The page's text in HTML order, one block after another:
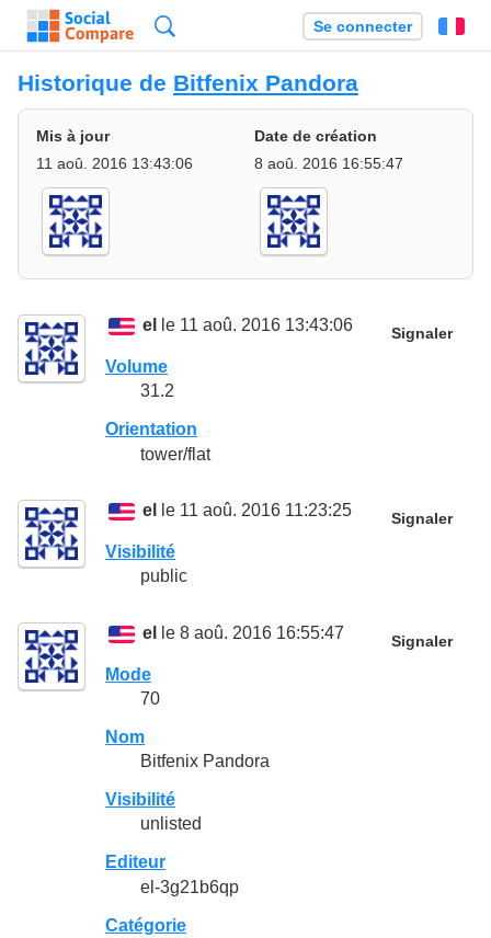
Se connecter
Historique de Bitfenix Pandora
Mis à jour
11 aoû. 2016 13:43:06
Date de création
8 aoû. 2016 16:55:47
el le 11 aoû. 2016 13:43:06 Signaler
Volume
31.2
Orientation
tower/flat
el le 11 aoû. 2016 11:23:25 Signaler
Visibilité
public
el le 8 aoû. 2016 16:55:47 Signaler
Mode
70
Nom
Bitfenix Pandora
Visibilité
unlisted
Editeur
el-3g21b6qp
Catégorie